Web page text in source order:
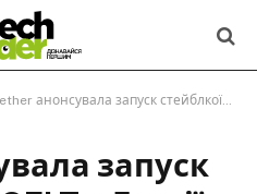
анонсувала запуск стейблкоїна GELT у Грузії
запуск